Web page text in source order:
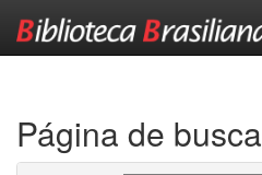
Página de busca